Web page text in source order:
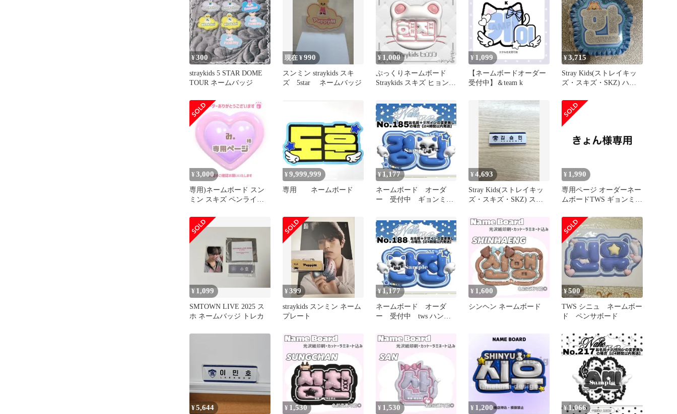
¥300
straykids 5 STAR DOME
TOUR ネームバッジ
現在 ¥990
スンミン straykids スキ
ズ 5star ネームバッジ
¥ 1,000
ぷっくりネームボード
Straykids スキズ ヒョンジ
¥ 1,099
【ネームボードオーダー
受付中】＆team k
¥3,715
Stray Kids(ストレイキッ
ズ・スキズ・SKZ) ハン
¥ 3,000
専用)ネームボード スン
ミン スキズ ペンライト
¥ 9,999,999
専用 ネームボード
¥1,177
ネームボード オーダ
ー 受付中 ギョンミ
¥4,693
Stray Kids(ストレイキッ
ズ・スキズ・SKZ) スン
ポップアップ 名札
¥ 1,990
専用ページ オーダーネー
ムボードTWS ギョンミン
¥ 1,099
SMTOWN LIVE 2025 ス
ホ ネームバッジ トレカ
¥399
straykids スンミン ネーム
プレート
¥1,177
ネームボード オーダ
ー 受付中 tws ハンジ
ミニサイズ
¥ 1,600
シンヘン ネームボード
¥500
TWS シニュ ネームボー
ド ペンサボード
¥5,644 ¥ 1,530 ¥ 1,530 ¥ 1,200 ¥1,066